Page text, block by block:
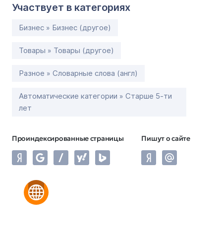
Участвует в категориях
Бизнес » Бизнес (другое)
Товары » Товары (другое)
Разное » Словарные слова (англ)
Автоматические категории » Старше 5-ти
лет
Проиндексированные страницы Пишут о сайте